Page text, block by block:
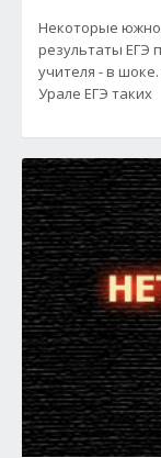
Некоторые
результаты ЕГЭ
учителя - в
Урале ЕГЭ таких